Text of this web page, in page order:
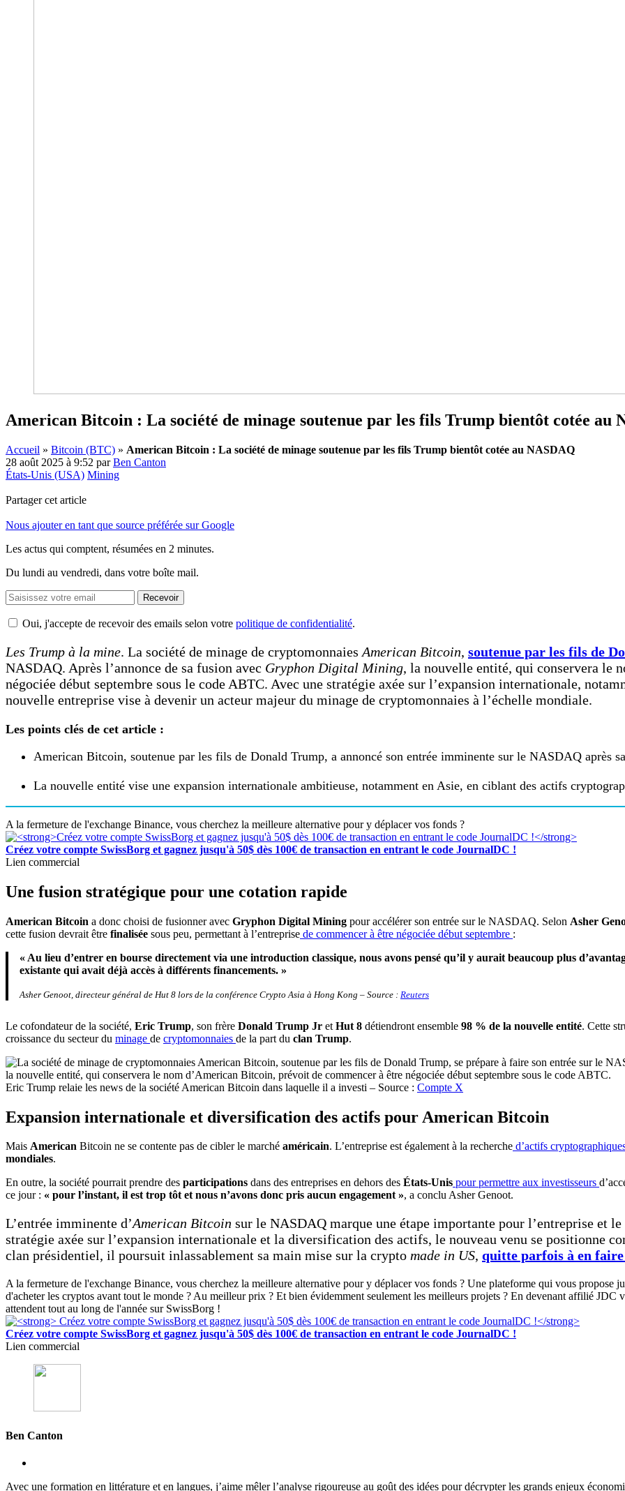
American Bitcoin : La société de minage soutenue par les fils Trump bientôt cotée au
Accueil » Bitcoin (BTC) » American Bitcoin : La société de minage soutenue par les fils Trump bientôt cotée au NASDAQ
28 août 2025 à 9:52 parBen Canton
États-Unis (USA) Mining
Partager cet article
Nous ajouter en tant que source préférée sur Google
Les actus qui comptent, résumées en 2 minutes.
Du lundi au vendredi, dans votre boîte mail.
Recevoir
Oui, j'accepte de recevoir des emails selon votre politique de confidentialité.
Les Trump à la mine. La société de minage de cryptomonnaies American Bitcoin, soutenue par les fils de
NASDAQ. Après l’annonce de sa fusion avec Gryphon Digital Mining, la nouvelle entité, qui conservera le
négociée début septembre sous le code ABTC. Avec une stratégie axée sur l’expansion internationale,
nouvelle entreprise vise à devenir un acteur majeur du minage de cryptomonnaies à l’échelle mondiale.
Les points clés de cet article :
American Bitcoin, soutenue par les fils de Donald Trump, a annoncé son entrée imminente sur le NASDAQ après
La nouvelle entité vise une expansion internationale ambitieuse, notamment en Asie, en ciblant des actifs
A la fermeture de l'exchange Binance, vous cherchez la meilleure alternative pour y déplacer vos fonds ?
Créez votre compte SwissBorg et gagnez jusqu'à 50$ dès 100€ de transaction en entrant le code JournalDC !
Lien commercial
Une fusion stratégique pour une cotation rapide
American Bitcoin a donc choisi de fusionner avec Gryphon Digital Mining pour accélérer son entrée sur le NASDAQ. Selon Asher
cette fusion devrait être finalisée sous peu, permettant à l’entreprise de commencer à être négociée début septembre :
« Au lieu d’entrer en bourse directement via une introduction classique, nous avons pensé qu’il y aurait beaucoup plus
existante qui avait déjà accès à différents financements. »
Asher Genoot, directeur général de Hut 8 lors de la conférence Crypto Asia à Hong Kong – Source : Reuters
Le cofondateur de la société, Eric Trump, son frère Donald Trump Jr et Hut 8 détiendront ensemble 98 % de la nouvelle entité. Cette
croissance du secteur du minage de cryptomonnaies de la part du clan Trump.
Eric Trump relaie les news de la société American Bitcoin dans laquelle il a investi – Source : Compte X
Expansion internationale et diversification des actifs pour American Bitcoin
Mais American Bitcoin ne se contente pas de cibler le marché américain. L’entreprise est également à la recherche d’actifs
mondiales.
En outre, la société pourrait prendre des participations dans des entreprises en dehors des États-Unis pour permettre aux investisseurs
ce jour : « pour l’instant, il est trop tôt et nous n’avons donc pris aucun engagement », a conclu Asher Genoot.
L’entrée imminente d’American Bitcoin sur le NASDAQ marque une étape importante pour l’entreprise et le
stratégie axée sur l’expansion internationale et la diversification des actifs, le nouveau venu se positionne
clan présidentiel, il poursuit inlassablement sa main mise sur la crypto made in US, quitte parfois à en
A la fermeture de l'exchange Binance, vous cherchez la meilleure alternative pour y déplacer vos fonds ? Une plateforme qui vous propose
d'acheter les cryptos avant tout le monde ? Au meilleur prix ? Et bien évidemment seulement les meilleurs projets ? En devenant affilié JDC
attendent tout au long de l'année sur SwissBorg !
Créez votre compte SwissBorg et gagnez jusqu'à 50$ dès 100€ de transaction en entrant le code JournalDC !
Lien commercial
Ben Canton
Avec une formation en littérature et en langues, j’aime mêler l’analyse rigoureuse au goût des idées pour décrypter les grands enjeux